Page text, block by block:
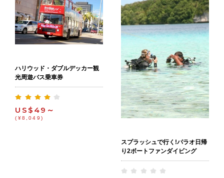
ハリウッド・ダブルデッカー観
光周遊バス乗車券
US$49～
(¥8,049)
スプラッシュで行く!パラオ日帰
り2ボートファンダイビング